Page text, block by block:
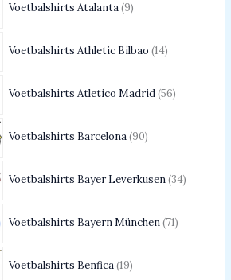
Voetbalshirts Atalanta 9
Voetbalshirts Athletic Bilbao 14
Voetbalshirts Atletico Madrid 56
Voetbalshirts Barcelona 90
Voetbalshirts Bayer Leverkusen 34
Voetbalshirts Bayern München 71
Voetbalshirts Benfica 19